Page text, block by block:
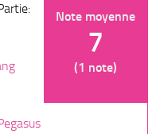
Note moyenne
7
(1 note)